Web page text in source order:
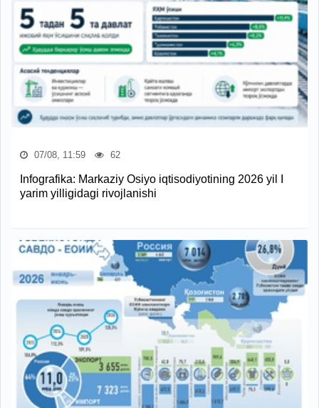
07/08, 11:59 62
Infografika: Markaziy Osiyo iqtisodiyotining 2026 yil I
yarim yilligidagi rivojlanishi